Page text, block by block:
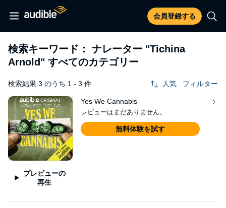
会員登録する
検索キーワード： ナレーター "Tichina
Arnold" すべてのカテゴリー
検索結果 3 のうち 1 - 3 件 人気 フィルター
プレビューの
再生
Yes We Cannabis
レビューはまだありません。
無料体験を試す